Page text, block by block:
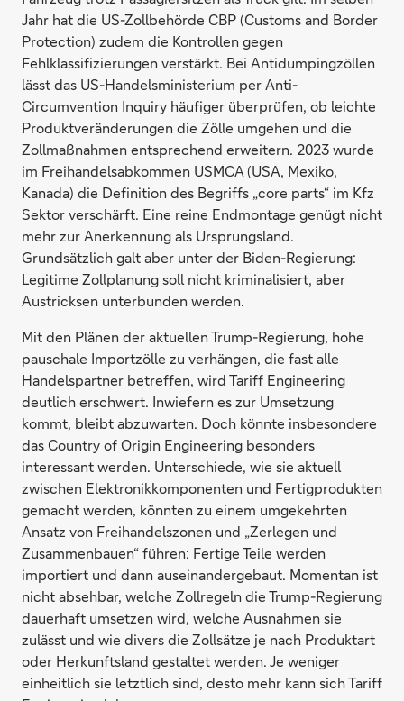
Jahr hat die US-Zollbehörde CBP (Customs and Border
Protection) zudem die Kontrollen gegen
Fehlklassifizierungen verstärkt. Bei Antidumpingzöllen
lässt das US-Handelsministerium per Anti-
Circumvention Inquiry häufiger überprüfen, ob leichte
Produktveränderungen die Zölle umgehen und die
Zollmaßnahmen entsprechend erweitern. 2023 wurde
im Freihandelsabkommen USMCA (USA, Mexiko,
Kanada) die Definition des Begriffs „core parts“ im Kfz
Sektor verschärft. Eine reine Endmontage genügt nicht
mehr zur Anerkennung als Ursprungsland.
Grundsätzlich galt aber unter der Biden-Regierung:
Legitime Zollplanung soll nicht kriminalisiert, aber
Austricksen unterbunden werden.
Mit den Plänen der aktuellen Trump-Regierung, hohe
pauschale Importzölle zu verhängen, die fast alle
Handelspartner betreffen, wird Tariff Engineering
deutlich erschwert. Inwiefern es zur Umsetzung
kommt, bleibt abzuwarten. Doch könnte insbesondere
das Country of Origin Engineering besonders
interessant werden. Unterschiede, wie sie aktuell
zwischen Elektronikkomponenten und Fertigprodukten
gemacht werden, könnten zu einem umgekehrten
Ansatz von Freihandelszonen und „Zerlegen und
Zusammenbauen“ führen: Fertige Teile werden
importiert und dann auseinandergebaut. Momentan ist
nicht absehbar, welche Zollregeln die Trump-Regierung
dauerhaft umsetzen wird, welche Ausnahmen sie
zulässt und wie divers die Zollsätze je nach Produktart
oder Herkunftsland gestaltet werden. Je weniger
einheitlich sie letztlich sind, desto mehr kann sich Tariff